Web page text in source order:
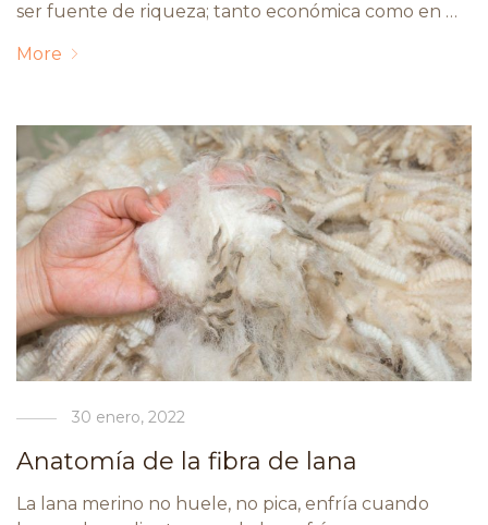
ser fuente de riqueza; tanto económica como en …
More
30 enero, 2022
Anatomía de la fibra de lana
La lana merino no huele, no pica, enfría cuando